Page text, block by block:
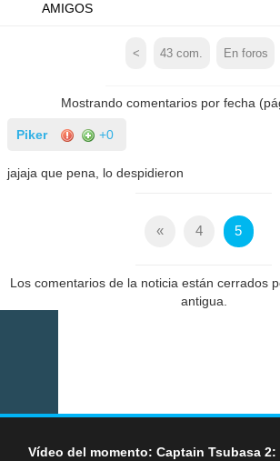
AMIGOS
< 43 com. En foros
Mostrando comentarios por fecha
Piker +0
jajaja que pena, lo despidieron
« 4 5
Los comentarios de la noticia están cerrados
antigua.
Vídeo del momento: Captain Tsubasa